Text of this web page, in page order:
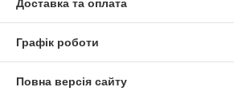
Доставка та оплата
Графік роботи
Повна версія сайту